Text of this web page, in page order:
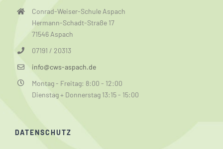
Conrad-Weiser-Schule Aspach
Hermann-Schadt-Straße 17
71546 Aspach
07191 / 20313
info@cws-aspach.de
Montag - Freitag: 8:00 - 12:00
Dienstag + Donnerstag 13:15 - 15:00
DATENSCHUTZ